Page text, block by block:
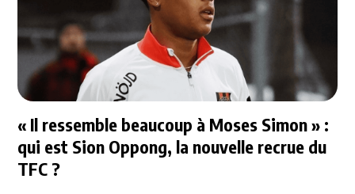
« Il ressemble beaucoup à Moses Simon » :
qui est Sion Oppong, la nouvelle recrue du
TFC ?